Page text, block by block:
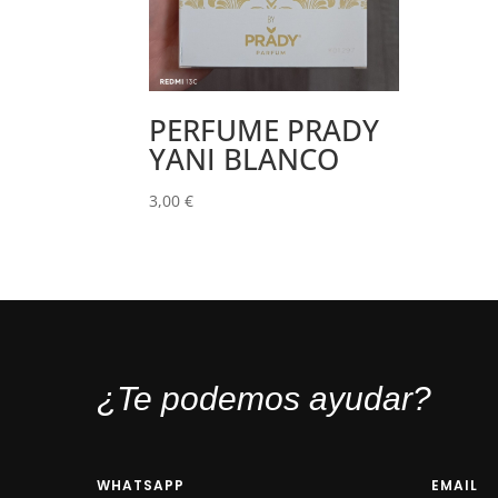
PERFUME PRADY
YANI BLANCO
3,00€
¿Te podemos ayudar?
WHATSAPP EMAIL